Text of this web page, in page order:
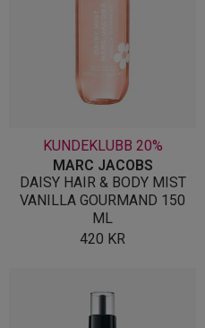
KUNDEKLUBB 20%
MARC JACOBS
DAISY HAIR & BODY MIST
VANILLA GOURMAND 150
ML
420 KR